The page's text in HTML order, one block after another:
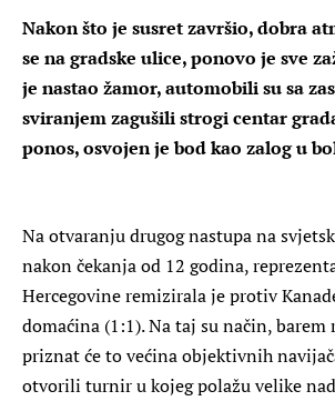
Nakon što je susret završio, dobra
se na gradske ulice, ponovo je sve
je nastao žamor, automobili su sa
sviranjem zagušili strogi centar
ponos, osvojen je bod kao zalog u
Na otvaranju drugog nastupa na
nakon čekanja od 12 godina,
Hercegovine remizirala je protiv
domaćina (1:1). Na taj su način,
priznat će to većina objektivnih
otvorili turnir u kojeg polažu velike